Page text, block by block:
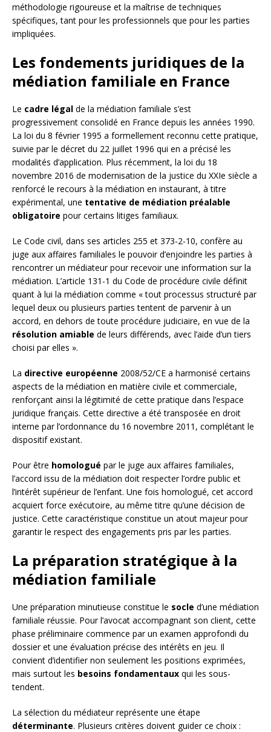
méthodologie rigoureuse et la maîtrise de techniques
spécifiques, tant pour les professionnels que pour les parties
impliquées.
Les fondements juridiques de la
médiation familiale en France
Le cadre légal de la médiation familiale s’est
progressivement consolidé en France depuis les années 1990.
La loi du 8 février 1995 a formellement reconnu cette pratique,
suivie par le décret du 22 juillet 1996 qui en a précisé les
modalités d’application. Plus récemment, la loi du 18
novembre 2016 de modernisation de la justice du XXIe siècle a
renforcé le recours à la médiation en instaurant, à titre
expérimental, une tentative de médiation préalable
obligatoire pour certains litiges familiaux.
Le Code civil, dans ses articles 255 et 373-2-10, confère au
juge aux affaires familiales le pouvoir d’enjoindre les parties à
rencontrer un médiateur pour recevoir une information sur la
médiation. L’article 131-1 du Code de procédure civile définit
quant à lui la médiation comme « tout processus structuré par
lequel deux ou plusieurs parties tentent de parvenir à un
accord, en dehors de toute procédure judiciaire, en vue de la
résolution amiable de leurs différends, avec l’aide d’un tiers
choisi par elles ».
La directive européenne 2008/52/CE a harmonisé certains
aspects de la médiation en matière civile et commerciale,
renforçant ainsi la légitimité de cette pratique dans l’espace
juridique français. Cette directive a été transposée en droit
interne par l’ordonnance du 16 novembre 2011, complétant le
dispositif existant.
Pour être homologué par le juge aux affaires familiales,
l’accord issu de la médiation doit respecter l’ordre public et
l’intérêt supérieur de l’enfant. Une fois homologué, cet accord
acquiert force exécutoire, au même titre qu’une décision de
justice. Cette caractéristique constitue un atout majeur pour
garantir le respect des engagements pris par les parties.
La préparation stratégique à la
médiation familiale
Une préparation minutieuse constitue le socle d’une médiation
familiale réussie. Pour l’avocat accompagnant son client, cette
phase préliminaire commence par un examen approfondi du
dossier et une évaluation précise des intérêts en jeu. Il
convient d’identifier non seulement les positions exprimées,
mais surtout les besoins fondamentaux qui les sous-
tendent.
La sélection du médiateur représente une étape
déterminante. Plusieurs critères doivent guider ce choix :